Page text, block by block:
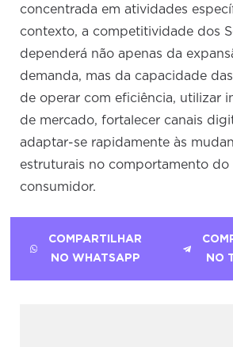
concentrada em atividades
contexto, a competitividade dos
dependerá não apenas da
demanda, mas da capacidade
de operar com eficiência, utilizar
de mercado, fortalecer canais
adaptar-se rapidamente às
estruturais no comportamento do
consumidor.
COMPARTILHAR
NO WHATSAPP
NO